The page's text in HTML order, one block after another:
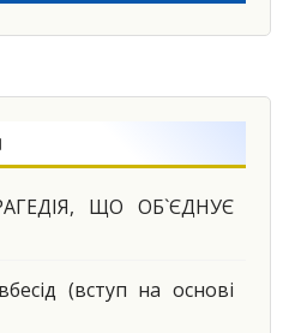
ЩО ОБ`ЄДНУЄ
(вступ на основі